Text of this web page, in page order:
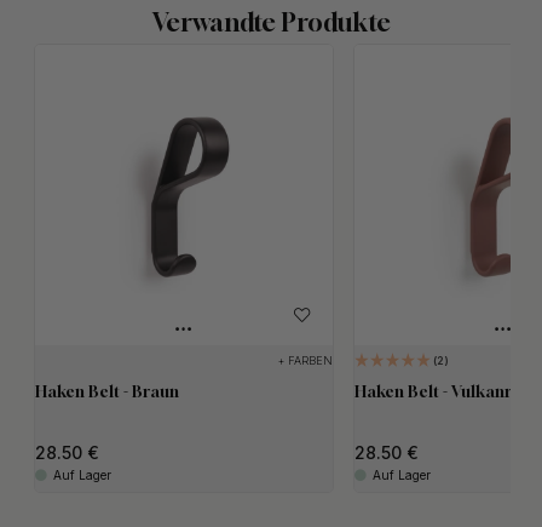
Verwandte Produkte
+ FARBEN
Haken Belt - Braun
28.50
Auf Lager
2
Haken Belt - Vulkanrot
28.50
Auf Lager